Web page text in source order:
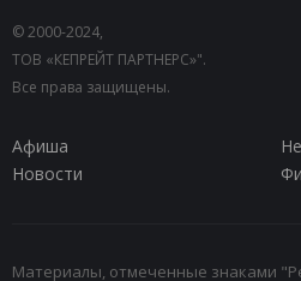
© 2000-2024,
ТОВ «КЕПРЕЙТ ПАРТНЕРС»".
Все права защищены.
Афиша
Новости
Материалы, отмеченные знаками